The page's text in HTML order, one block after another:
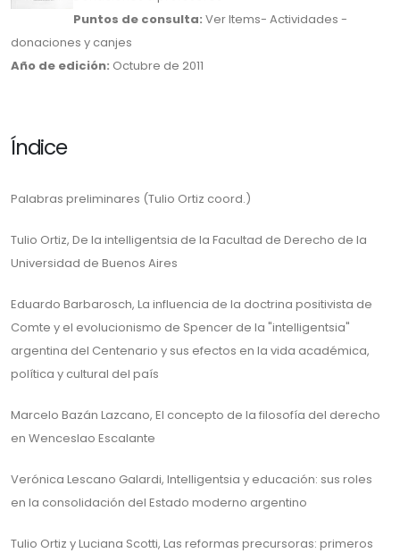
Puntos de consulta: Ver Items- Actividades -
donaciones y canjes
Año de edición: Octubre de 2011
Índice
Palabras preliminares (Tulio Ortiz coord.)
Tulio Ortiz, De la intelligentsia de la Facultad de Derecho de la
Universidad de Buenos Aires
Eduardo Barbarosch, La influencia de la doctrina positivista de
Comte y el evolucionismo de Spencer de la "intelligentsia"
argentina del Centenario y sus efectos en la vida académica,
política y cultural del país
Marcelo Bazán Lazcano, El concepto de la filosofía del derecho
en Wenceslao Escalante
Verónica Lescano Galardi, Intelligentsia y educación: sus roles
en la consolidación del Estado moderno argentino
Tulio Ortiz y Luciana Scotti, Las reformas precursoras: primeros